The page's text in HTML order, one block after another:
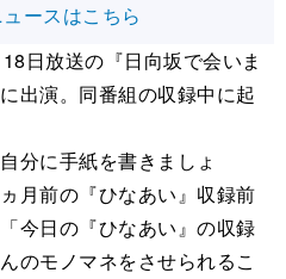
ースはこちら
日放送の『日向坂で会いま
出演。同番組の収録中に起
分に手紙を書きましょ
月前の『ひなあい』収録前
今日の『ひなあい』の収録
のモノマネをさせられるこ